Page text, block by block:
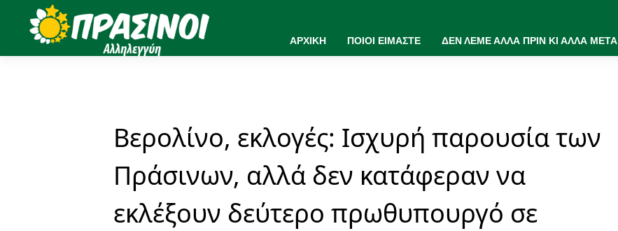
ΑΡΧΙΚΗ ΠΟΙΟΙ ΕΙΜΑΣΤΕ ΔΕΝ ΛΕΜΕ ΑΛΛΑ ΠΡΙΝ ΚΙ ΑΛΛΑ ΜΕΤΑ
Βερολίνο, εκλογές: Ισχυρή παρουσία των
Πράσινων, αλλά δεν κατάφεραν να
εκλέξουν δεύτερο πρωθυπουργό σε